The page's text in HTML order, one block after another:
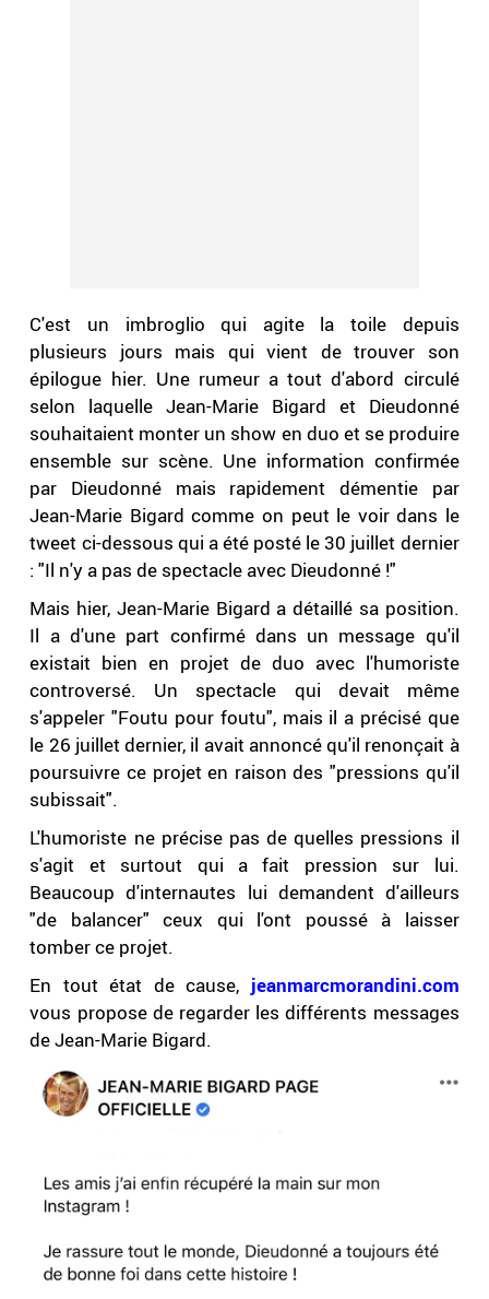
C'est un imbroglio qui agite la toile depuis
plusieurs jours mais qui vient de trouver son
épilogue hier. Une rumeur a tout d'abord circulé
selon laquelle Jean-Marie Bigard et Dieudonné
souhaitaient monter un show en duo et se produire
ensemble sur scène. Une information confirmée
par Dieudonné mais rapidement démentie par
Jean-Marie Bigard comme on peut le voir dans le
tweet ci-dessous qui a été posté le 30 juillet dernier
: "Il n'y a pas de spectacle avec Dieudonné !"
Mais hier, Jean-Marie Bigard a détaillé sa position.
Il a d'une part confirmé dans un message qu'il
existait bien en projet de duo avec l'humoriste
controversé. Un spectacle qui devait même
s'appeler "Foutu pour foutu", mais il a précisé que
le 26 juillet dernier, il avait annoncé qu'il renonçait à
poursuivre ce projet en raison des "pressions qu'il
subissait".
L'humoriste ne précise pas de quelles pressions il
s'agit et surtout qui a fait pression sur lui.
Beaucoup d'internautes lui demandent d'ailleurs
"de balancer" ceux qui l'ont poussé à laisser
tomber ce projet.
En tout état de cause, jeanmarcmorandini.com
vous propose de regarder les différents messages
de Jean-Marie Bigard.